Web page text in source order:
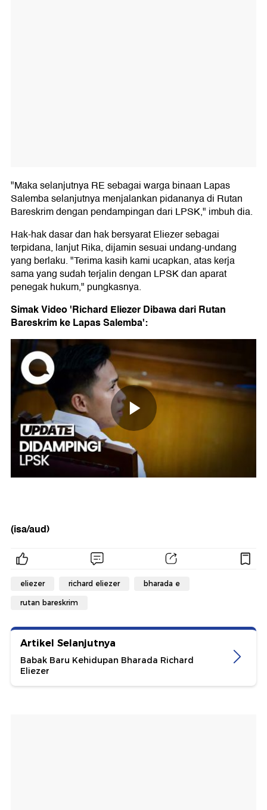
"Maka selanjutnya RE sebagai warga binaan Lapas
Salemba selanjutnya menjalankan pidananya di Rutan
Bareskrim dengan pendampingan dari LPSK," imbuh dia.
Hak-hak dasar dan hak bersyarat Eliezer sebagai
terpidana, lanjut Rika, dijamin sesuai undang-undang
yang berlaku. "Terima kasih kami ucapkan, atas kerja
sama yang sudah terjalin dengan LPSK dan aparat
penegak hukum," pungkasnya.
Simak Video 'Richard Eliezer Dibawa dari Rutan
Bareskrim ke Lapas Salemba':
(isa/aud)
eliezer richard eliezer bharada e
rutan bareskrim
Artikel Selanjutnya
Babak Baru Kehidupan Bharada Richard
Eliezer